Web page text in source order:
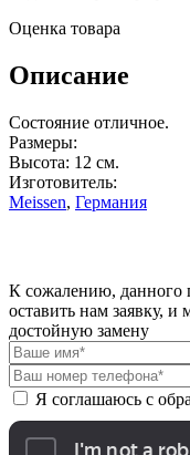
Оценка товара
Описание
Состояние отличное.
Размеры:
Высота: 12 см.
Изготовитель:
Meissen, Германия
К сожалению, данного
оставить нам заявку,
достойную замену
Я соглашаюсь с